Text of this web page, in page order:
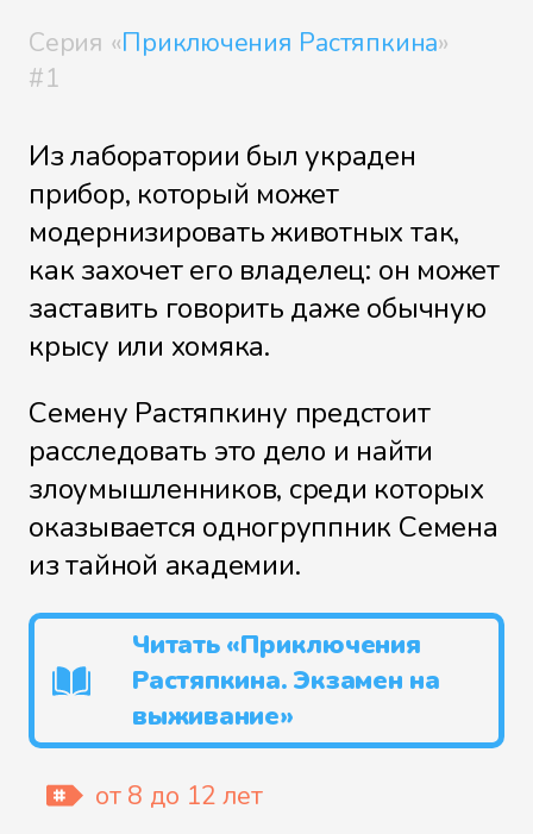
Файл 8
Файл 9
Серия «Приключения Растяпкина»
#1
Из лаборатории был украден
прибор, который может
модернизировать животных так,
как захочет его владелец: он может
заставить говорить даже обычную
крысу или хомяка.
Семену Растяпкину предстоит
расследовать это дело и найти
злоумышленников, среди которых
оказывается одногруппник Семена
из тайной академии.
Читать «Приключения
Растяпкина. Экзамен на
выживание»
от 8 до 12 лет